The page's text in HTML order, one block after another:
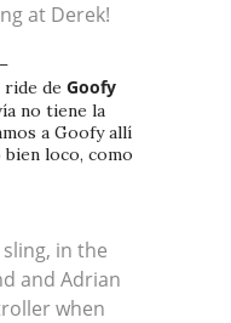
at Derek!
ride de Goofy
no tiene la
a Goofy allí
loco, como
in the
and Adrian
when